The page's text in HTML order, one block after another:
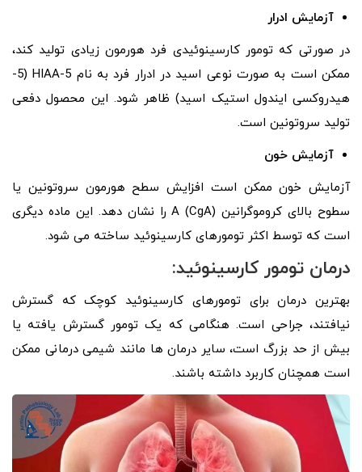
آزمایش ادرار
در صورتی که تومور کارسینوئیدی فرد هورمون زیادی تولید کند،
ممکن است به صورت نوعی اسید در ادرار فرد به نام 5-HIAA (5-
هیدروکسی ایندول استیک اسید) ظاهر شود. این محصول دفعی
تولید سروتونین است.
آزمایش خون
آزمایش خون ممکن است افزایش سطح هورمون سروتونین یا
سطوح بالای کروموگرانین A (CgA) را نشان دهد. این ماده دیگری
است که توسط اکثر تومورهای کارسینوئید ساخته می شود.
درمان تومور کارسینوئید:
بهترین درمان برای تومورهای کارسینوئید کوچک که گسترش
نیافتند، جراحی است. هنگامی که یک تومور گسترش یافته یا
بیش از حد بزرگ است، سایر درمان ها مانند شیمی درمانی ممکن
است همچنان کاربرد داشته باشند.